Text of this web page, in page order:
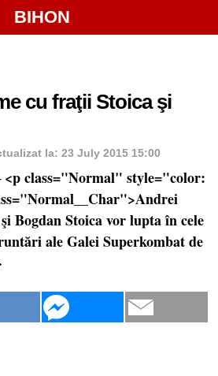
BIHON
cu fraţii Stoica şi
la: 23 July 2015 15:00
<p class="Normal" style="color:
Bogdan Stoica vor lupta în cele
ale Galei Superkombat de